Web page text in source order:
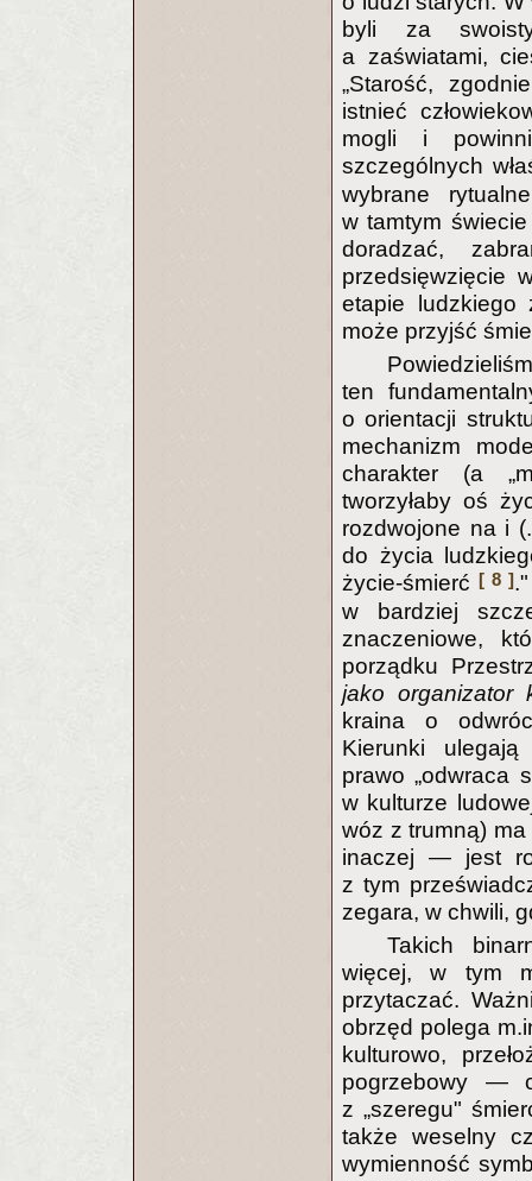
byli za
a zaświatami,
„Starość,
istnieć
mogli i
szczególnych
wybrane
w tamtym
doradzać,
etapie ludzkiego
może przyjść
ten
o orientacji
mechanizm
charakter (a
tworzyłaby oś
rozdwojone na i
do życia
życie-śmierć [ 8 ]
w bardziej
znaczeniowe,
porządku
jako organizator
kraina o
Kierunki
prawo „odwraca
w kulturze
wóz z trumną) ma
inaczej — jest
z tym
zegara, w chwili,
Takich
więcej, w tym
przytaczać.
obrzęd polega
kulturowo,
pogrzebowy —
z „szeregu"
także weselny
wymienność